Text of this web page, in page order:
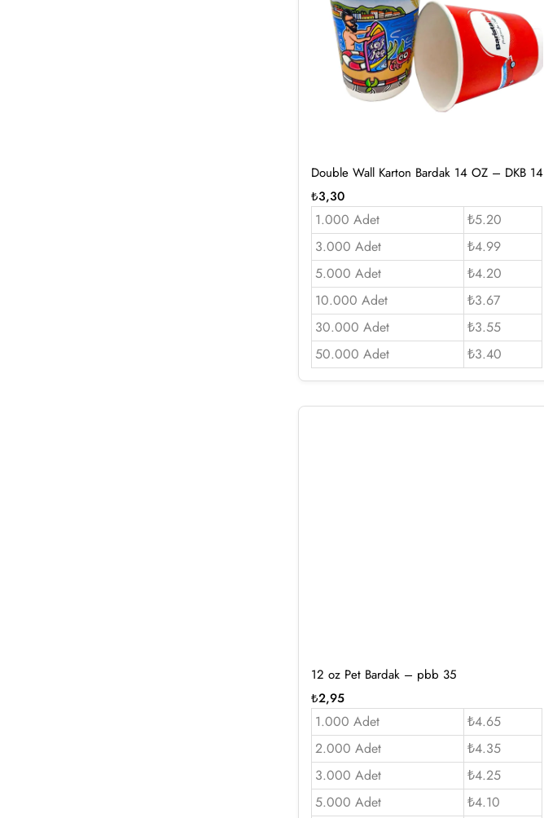
Double Wall Karton Bardak 14 OZ – DKB 14
₺3,30
1.000 Adet
₺5.20
3.000 Adet
₺4.99
5.000 Adet
₺4.20
10.000 Adet
₺3.67
30.000 Adet
₺3.55
50.000 Adet
₺3.40
12 oz Pet Bardak – pbb 35
₺2,95
1.000 Adet
₺4.65
2.000 Adet
₺4.35
3.000 Adet
₺4.25
5.000 Adet
₺4.10